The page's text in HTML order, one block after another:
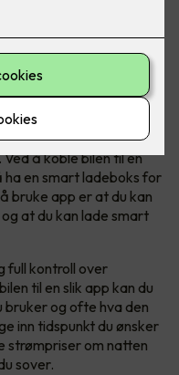
det kan du lade smart
døgnet
som Tibber,
å koble bilen til en
ha en smart ladeboks for
bruke app er at du kan
at du kan lade smart
full kontroll over
til en slik app kan du
og ofte hva den
inn tidspunkt du ønsker
strømpriser om natten
sover.